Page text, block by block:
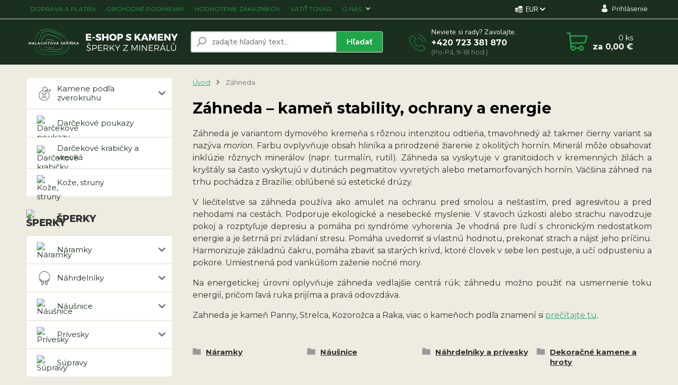
DOPRAVA A PLATBA OBCHODNÉ PODMIENKY HODNOTENIE ZÁKAZNÍKOV VÁTIŤ TOVAR O NÁS EUR Prihlásenie
Hľadať
Neviete si rady? Zavolajte.
+420 723 381 870
(Po-Pá, 9-18 hod.)
0 ks
za 0,00 €
Kamene podľa
zverokruhu
Darčekové poukazy
Darčekové krabičky a
vrecká
Kože, struny
ŠPERKY
Náramky
Náhrdelníky
Náušnice
Prívesky
Súpravy
Úvod Záhneda
Záhneda – kameň stability, ochrany a energie
Záhneda je variantom dymového kremeňa s rôznou intenzitou odtieňa, tmavohnedý až takmer čierny variant sa
nazýva morion. Farbu ovplyvňuje obsah hliníka a prirodzené žiarenie z okolitých hornín. Minerál môže obsahovať
inklúzie rôznych minerálov (napr. turmalín, rutil). Záhneda sa vyskytuje v granitoidoch v kremenných žilách a
kryštály sa často vyskytujú v dutinách pegmatitov vyvretých alebo metamorfovaných hornín. Väčšina záhned na
trhu pochádza z Brazílie; obľúbené sú estetické drúzy.
V liečitelstve sa záhneda používa ako amulet na ochranu pred smolou a nešťastím, pred agresivitou a pred
nehodami na cestách. Podporuje ekologické a nesebecké myslenie. V stavoch úzkosti alebo strachu navodzuje
pokoj a rozptyľuje depresiu a pomáha pri syndróme vyhorenia. Je vhodná pre ľudí s chronickým nedostatkom
energie a je šetrná pri zvládaní stresu. Pomáha uvedomiť si vlastnú hodnotu, prekonať strach a nájsť jeho príčinu.
Harmonizuje základnú čakru, pomáha zbaviť sa starých krívd, ktoré človek v sebe len pestuje, a učí odpusteniu a
pokore. Umiestnená pod vankúšom zaženie nočné mory.
Na energetickej úrovni oplyvňuje záhneda vedlajšie centrá rúk; záhnedu možno použiť na usmernenie toku
energií, pričom ľavá ruka prijíma a pravá odovzdáva.
Zahneda je kameň Panny, Strelca, Kozorožca a Raka, viac o kameňoch podľa znamení si prečítajte tu.
Náramky Náušnice Náhrdelníky a prívesky
Dekoračné kamene a
hroty